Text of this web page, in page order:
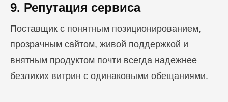
9. Репутация сервиса
Поставщик с понятным позиционированием,
прозрачным сайтом, живой поддержкой и
внятным продуктом почти всегда надежнее
безликих витрин с одинаковыми обещаниями.